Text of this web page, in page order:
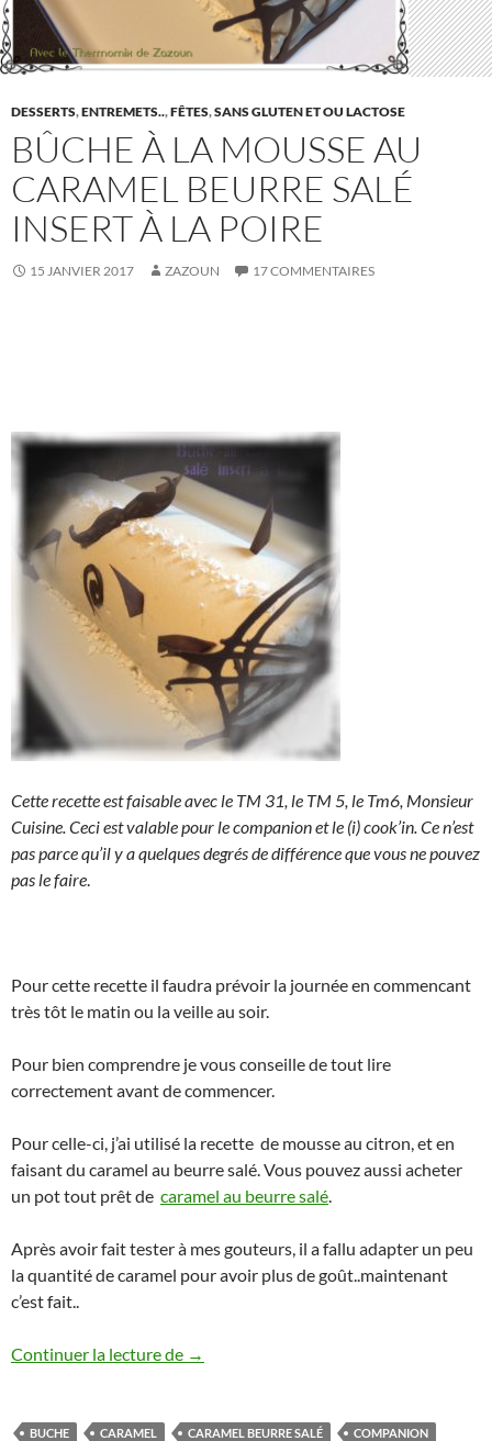
DESSERTS,ENTREMETS..,FÊTES,SANS GLUTEN ET OU LACTOSE
BÛCHE À LA MOUSSE AU
CARAMEL BEURRE SALÉ
INSERT À LA POIRE
15 JANVIER 2017 ZAZOUN 17 COMMENTAIRES
Cette recette est faisable avec le TM 31, le TM 5, le Tm6, Monsieur
Cuisine. Ceci est valable pour le companion et le (i) cook’in. Ce n’est
pas parce qu’il y a quelques degrés de différence que vous ne pouvez
pas le faire.
Pour cette recette il faudra prévoir la journée en commencant
très tôt le matin ou la veille au soir.
Pour bien comprendre je vous conseille de tout lire
correctement avant de commencer.
Pour celle-ci, j’ai utilisé la recette de mousse au citron, et en
faisant du caramel au beurre salé. Vous pouvez aussi acheter
un pot tout prêt de caramel au beurre salé.
Après avoir fait tester à mes gouteurs, il a fallu adapter un peu
la quantité de caramel pour avoir plus de goût..maintenant
c’est fait..
Continuer la lecture de Bûche à la mousse au caramel beurre
→
BUCHE CARAMEL CARAMEL BEURRE SALÉ COMPANION